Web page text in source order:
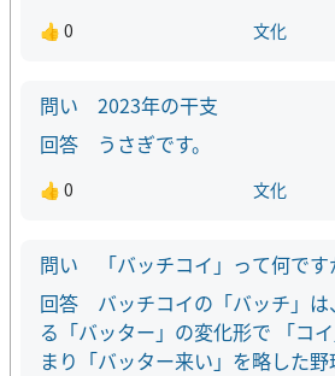
👍 0 文化
2023年の干支
うさぎです。
👍 0 文化
「バッチコイ」って何です
バッチコイの「バッチ」
る「バッター」の変化形で 「コ
まり「バッター来い」を略した